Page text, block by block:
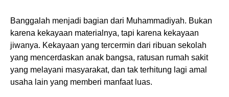
Banggalah menjadi bagian dari Muhammadiyah. Bukan
karena kekayaan materialnya, tapi karena kekayaan
jiwanya. Kekayaan yang tercermin dari ribuan sekolah
yang mencerdaskan anak bangsa, ratusan rumah sakit
yang melayani masyarakat, dan tak terhitung lagi amal
usaha lain yang memberi manfaat luas.